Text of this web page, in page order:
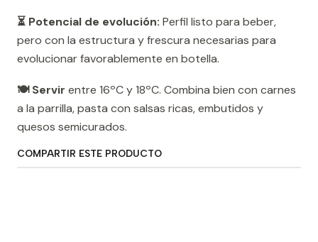
⏳ Potencial de evolución: Perfil listo para beber,
pero con la estructura y frescura necesarias para
evolucionar favorablemente en botella.
🍽️ Servir entre 16ºC y 18ºC. Combina bien con carnes
a la parrilla, pasta con salsas ricas, embutidos y
quesos semicurados.
COMPARTIR ESTE PRODUCTO